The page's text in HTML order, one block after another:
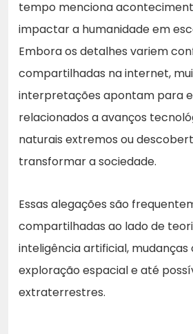
tempo menciona
impactar a humanidade em
Embora os detalhes variem
compartilhadas na internet,
interpretações apontam para
relacionados a avanços
naturais extremos ou
transformar a sociedade.
Essas alegações são
compartilhadas ao lado de
inteligência artificial, mudanças
exploração espacial e até
extraterrestres.